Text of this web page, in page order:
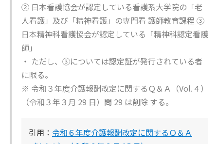
② 日本看護協会が認定している看護系大学院の「老
人看護」及び「精神看護」の専門看 護師教育課程 ③
日本精神科看護協会が認定している「精神科認定看護
師」
・ ただし、③については認定証が発行されている者
に限る。
※ 令和３年度介護報酬改定に関するＱ＆Ａ（Vol.４）
（令和３年３月 29 日）問 29 は削除 する。
引用： 令和６年度介護報酬改定に関するＱ＆Ａ